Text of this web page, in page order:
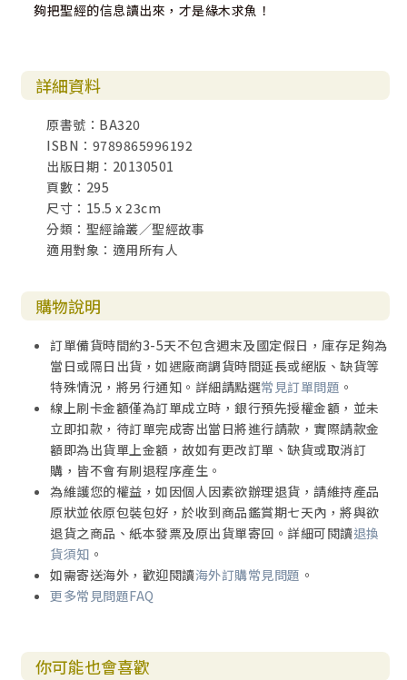
夠把聖經的信息讀出來，才是緣木求魚！
詳細資料
原書號：BA320
ISBN：9789865996192
出版日期：20130501
頁數：295
尺寸：15.5 x 23cm
分類：聖經論叢／聖經故事
適用對象：適用所有人
購物說明
訂單備貨時間約3-5天不包含週末及國定假日，庫存足夠為
當日或隔日出貨，如遇廠商調貨時間延長或絕版、缺貨等
特殊情況，將另行通知。詳細請點選常見訂單問題 。
線上刷卡金額僅為訂單成立時，銀行預先授權金額，並未
立即扣款，待訂單完成寄出當日將進行請款，實際請款金
額即為出貨單上金額，故如有更改訂單、缺貨或取消訂
購，皆不會有刷退程序產生。
為維護您的權益，如因個人因素欲辦理退貨，請維持產品
原狀並依原包裝包好，於收到商品鑑賞期七天內，將與欲
退貨之商品、紙本發票及原出貨單寄回。詳細可閱讀退換
貨須知 。
如需寄送海外，歡迎閱讀海外訂購常見問題 。
更多常見問題FAQ
你可能也會喜歡